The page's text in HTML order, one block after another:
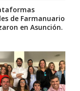
de Farmanuario
en Asunción.